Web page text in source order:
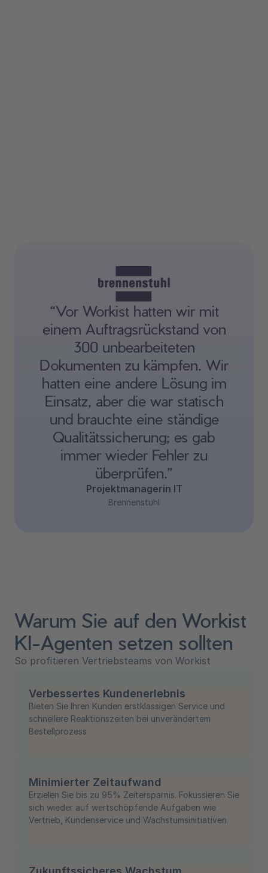
“Vor Workist hatten wir mit
einem Auftragsrückstand von
300 unbearbeiteten
Dokumenten zu kämpfen. Wir
hatten eine andere Lösung im
Einsatz, aber die war statisch
und brauchte eine ständige
Qualitätssicherung; es gab
immer wieder Fehler zu
überprüfen.”
Projektmanagerin IT
Brennenstuhl
Warum Sie auf den Workist
KI-Agenten setzen sollten
So profitieren Vertriebsteams von Workist
Verbessertes Kundenerlebnis
Bieten Sie Ihren Kunden erstklassigen Service und
schnellere Reaktionszeiten bei unverändertem
Bestellprozess
Minimierter Zeitaufwand
Erzielen Sie bis zu 95% Zeitersparnis. Fokussieren Sie
sich wieder auf wertschöpfende Aufgaben wie
Vertrieb, Kundenservice und Wachstumsinitiativen